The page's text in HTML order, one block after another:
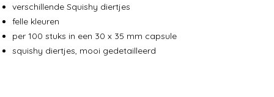
verschillende Squishy diertjes
felle kleuren
per 100 stuks in een 30 x 35 mm capsule
squishy diertjes, mooi gedetailleerd